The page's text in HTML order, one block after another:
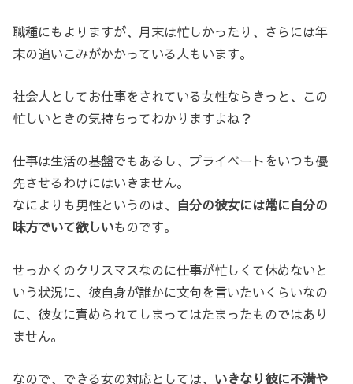
職種にもよりますが、月末は忙しかったり、さらには年
末の追いこみがかかっている人もいます。
社会人としてお仕事をされている女性ならきっと、この
忙しいときの気持ちってわかりますよね？
仕事は生活の基盤でもあるし、プライベートをいつも優
先させるわけにはいきません。
なによりも男性というのは、 自分の彼女には常に自分の
味方でいて欲しいものです。
せっかくのクリスマスなのに仕事が忙しくて休めないと
いう状況に、彼自身が誰かに文句を言いたいくらいなの
に、彼女に責められてしまってはたまったものではあり
ません。
なので、できる女の対応としては、 いきなり彼に不満や